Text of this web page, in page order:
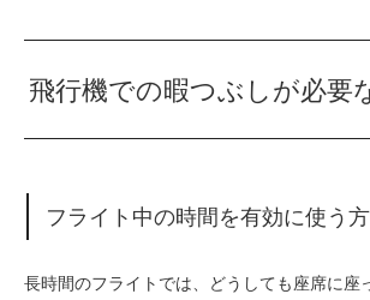
飛行機での暇つぶしが必要
フライト中の時間を有効に使う
長時間のフライトでは、どうしても座席に座